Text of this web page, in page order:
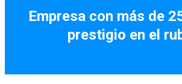
Empresa con más de
prestigio en el